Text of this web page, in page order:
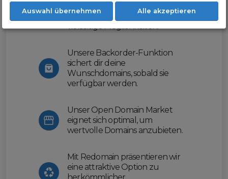
erleichtern wir dir den
Domainhandel und bieten dir
vielseitige Möglichkeiten.
Unsere Backorder-Funktion
sichert dir deine
Wunschdomains, sobald sie
verfügbar werden.
Unser Open Domain Market
eignet sich optimal, um
wertvolle Domains anzubieten.
Mit Redomain präsentieren wir
eine attraktive Option zu
Auswahl übernehmen Alle akzeptieren